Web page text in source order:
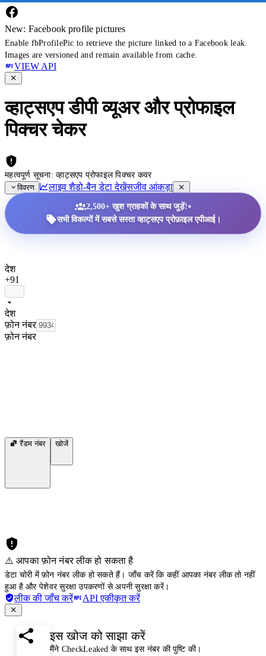
New: Facebook profile pictures
Enable fbProfilePic to retrieve the picture linked to a Facebook leak.
Images are versioned and remain available from cache.
VIEW API
व्हाट्सएप डीपी व्यूअर और प्रोफाइल
पिक्चर चेकर
महत्वपूर्ण सूचना: व्हाट्सएप प्रोफाइल पिक्चर कवर
विवरण
लाइव शैडो-बैन डेटा देखेंसजीव आंकड़ा
2,500+ खुश ग्राहकों के साथ जुड़ें!•
सभी विकल्पों में सबसे सस्ता व्हाट्सएप प्रोफ़ाइल एपीआई।
देश
+91
देश
फ़ोन नंबर
फ़ोन नंबर
रैंडम नंबर खोजें
⚠️ आपका फ़ोन नंबर लीक हो सकता है
डेटा चोरी में फ़ोन नंबर लीक हो सकते हैं। जाँच करें कि कहीं आपका नंबर लीक तो नहीं
हुआ है और पेशेवर सुरक्षा उपकरणों से अपनी सुरक्षा करें।
लीक की जाँच करें API एकीकृत करें
इस खोज को साझा करें
मैंने CheckLeaked के साथ इस नंबर की पुष्टि की।